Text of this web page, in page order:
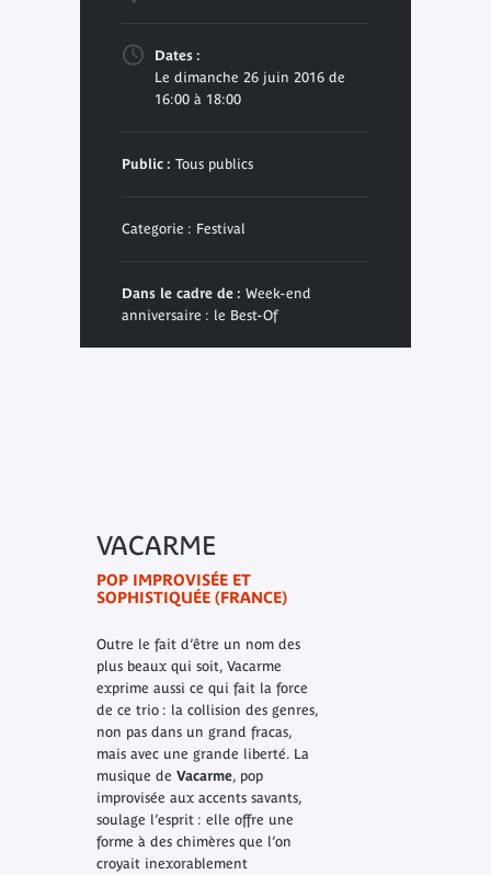
Dates :
Le dimanche 26 juin 2016 de
16:00 à 18:00
Public : Tous publics
Categorie : Festival
Dans le cadre de : Week-end
anniversaire : le Best-Of
VACARME
POP IMPROVISÉE ET
SOPHISTIQUÉE (FRANCE)
Outre le fait d’être un nom des
plus beaux qui soit, Vacarme
exprime aussi ce qui fait la force
de ce trio : la collision des genres,
non pas dans un grand fracas,
mais avec une grande liberté. La
musique de Vacarme, pop
improvisée aux accents savants,
soulage l’esprit : elle offre une
forme à des chimères que l’on
croyait inexorablement